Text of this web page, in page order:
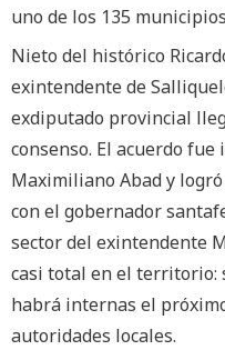
uno de los 135
Nieto del histórico
exintendente de
exdiputado provincial
consenso. El acuerdo
Maximiliano Abad y
con el gobernador
sector del exintendente
casi total en el territorio:
habrá internas el
autoridades locales.